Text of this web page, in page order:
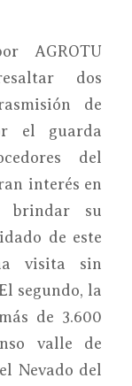
AGROTU
dos
de
el guarda
del
interés en
brindar su
de este
visita sin
segundo, la
de 3.600
valle de
Nevado del